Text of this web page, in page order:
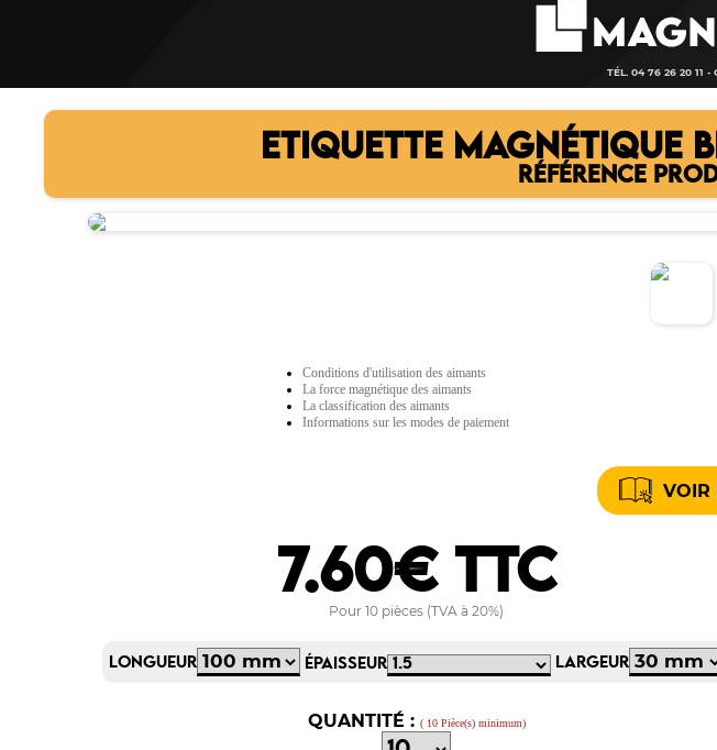
TÉL. 04 76 26 20 11 -
ETIQUETTE MAGNÉTIQUE
RÉFÉRENCE
Conditions d'utilisation des aimants
La force magnétique des aimants
La classification des aimants
Informations sur les modes de paiement
VOIR
7.60€ TTC
Pour 10 pièces (TVA à 20%)
LONGUEUR ÉPAISSEUR LARGEUR
QUANTITÉ : ( 10 Pièce(s) minimum)